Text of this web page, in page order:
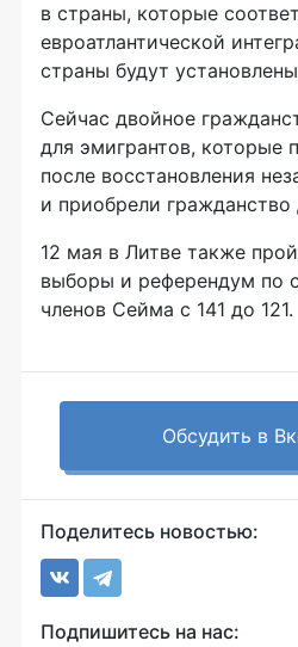
в страны, которые
евроатлантической
страны будут
Сейчас двойное
для эмигрантов, которые
после восстановления
и приобрели гражданство
12 мая в Литве также
выборы и референдум по
членов Сейма с 141 до 121.
Обсудить в
Поделитесь новостью:
Подпишитесь на нас: